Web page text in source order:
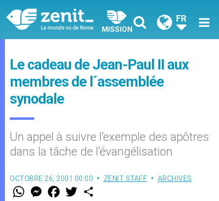
MISSION
FR
Le cadeau de Jean-Paul II aux
membres de l´assemblée
synodale
Un appel à suivre l’exemple des apôtres
dans la tâche de l’évangélisation
OCTOBRE 26, 2001 00:00 ZENIT STAFF ARCHIVES
W M
e
F
a w